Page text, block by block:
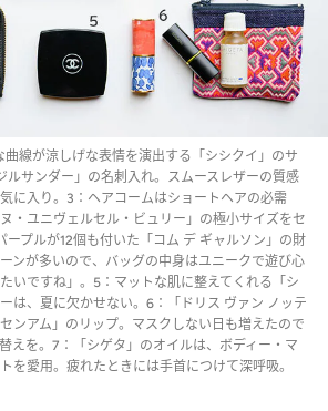
曲線が涼しげな表情を演出する「シシクイ」のサ
ルサンダー」の名刺入れ。スムースレザーの質感
に入り。3：ヘアコームはショートヘアの必需
・ユニヴェルセル・ビュリー」の極小サイズをセ
ープルが12個も付いた「コム デ ギャルソン」の財
ンが多いので、バッグの中身はユニークで遊び心
いですね」。5：マットな肌に整えてくれる「シ
は、夏に欠かせない。6：「ドリス ヴァン ノッテ
ンアム」のリップ。マスクしない日も増えたので
えを。7：「シゲタ」のオイルは、ボディー・マ
を愛用。疲れたときには手首につけて深呼吸。